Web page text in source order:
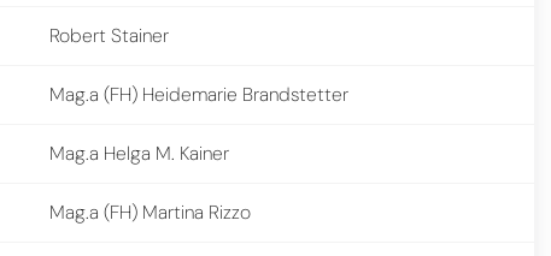
Robert Stainer
Mag.a (FH) Heidemarie Brandstetter
Mag.a Helga M. Kainer
Mag.a (FH) Martina Rizzo